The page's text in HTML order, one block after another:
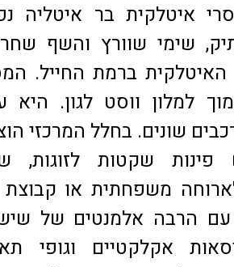
איטלקית בר איטליה
שימי שוורץ והשף
ברמת החייל.
למלון ווסט לגון. היא
שונים. בחלל המרכזי
פינות שקטות לזוגות,
משפחתית או
עם הרבה אלמנטים של
אקלקטיים וגופי